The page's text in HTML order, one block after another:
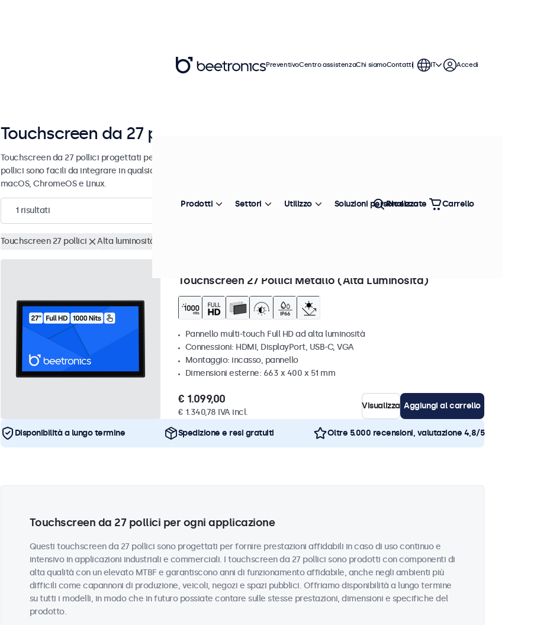
Touchscreen da 27 pollici
Touchscreen da 27 pollici progettati per uso professionale e uso continuo. Questi monitor touchscreen da 27
pollici sono facili da integrare in qualsiasi contesto e sono compatibili con i sistemi operativi Windows,
macOS, ChromeOS e Linux.
1 risultati Più venduto
Touchscreen 27 pollici Alta luminosità
Touchscreen 27 Pollici Metallo (Alta Luminosità)
Pannello multi-touch Full HD ad alta luminosità
Connessioni: HDMI, DisplayPort, USB-C, VGA
Montaggio: incasso, pannello
Dimensioni esterne: 663 x 400 x 51 mm
€ 1.099,00
€ 1.340,78 IVA incl.
Visualizza Aggiungi al carrello
Disponibilità a lungo termine Spedizione e resi gratuiti Oltre 5.000 recensioni, valutazione 4,8/5
Touchscreen da 27 pollici per ogni applicazione
Questi touchscreen da 27 pollici sono progettati per fornire prestazioni affidabili in caso di uso continuo e
intensivo in applicazioni industriali e commerciali. I touchscreen da 27 pollici sono prodotti con componenti di
alta qualità con un elevato MTBF e garantiscono anni di funzionamento affidabile, anche negli ambienti più
difficili come capannoni di produzione, veicoli, negozi e spazi pubblici. Offriamo disponibilità a lungo termine
su tutti i modelli, in modo che in futuro possiate contare sulle stesse prestazioni, dimensioni e specifiche del
prodotto.
PreventivoCentro assistenzaChi siamoContatti IT Accedi
Prodotti Settori Utilizzo Soluzioni personalizzate
Ricerca Carrello